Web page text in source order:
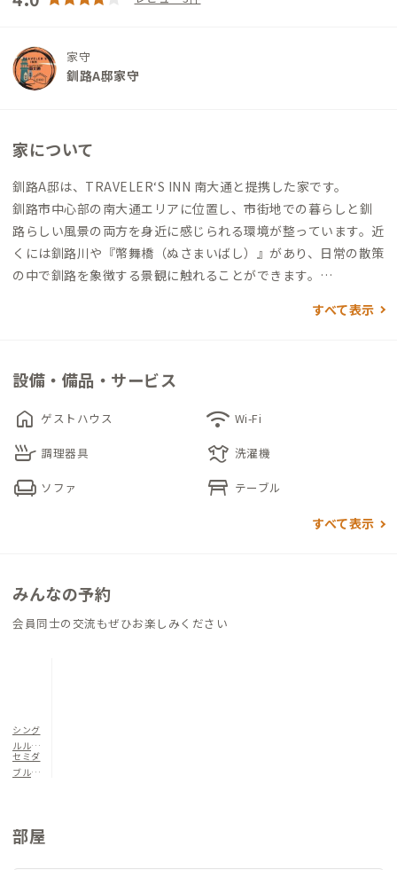
家守
釧路A邸家守
家について
釧路A邸は、TRAVELER‘S INN 南大通と提携した家です。
釧路市中心部の南大通エリアに位置し、市街地での暮らしと釧
路らしい風景の両方を身近に感じられる環境が整っています。近
くには釧路川や『幣舞橋（ぬさまいばし）』があり、日常の散策
の中で釧路を象徴する景観に触れることができます。
のペースで生活できる構成です。トイレやシャワーは共用です
なリネンも常備されています。
徒歩圏内には和商市場をはじめ、飲食店やコンビニ、銀行、郵
便局が揃い、暮らしの動線がシンプルなのも特徴です。市街地に
やすく、釧路での生活を拠点として楽しめる家です。
すべて表示
設備・備品・サービス
home ゲストハウス wifi Wi-Fi
skillet 調理器具 laundry 洗濯機
chair ソファ table_restaurant テーブル
すべて表示
みんなの予約
会員同士の交流もぜひお楽しみください
シング
ルルー
ム
セミダ
ブルル
部屋